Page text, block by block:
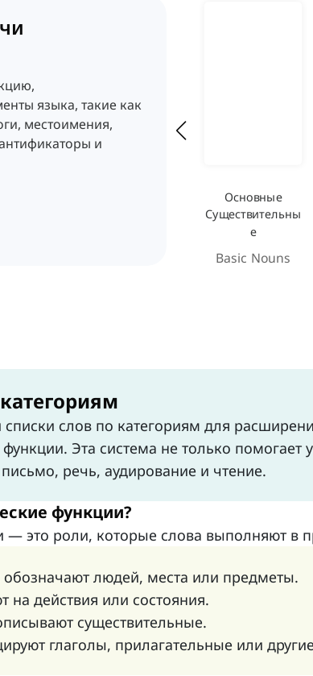
языка, такие как
местоимения,
и
Основные
Существительны
е
Basic Nouns
слов по категориям для
Эта система не только
речь, аудирование и чтение.
функции?
— это роли, которые слова выполняют в
обозначают людей, места или предметы.
на действия или состояния.
существительные.
глаголы, прилагательные или